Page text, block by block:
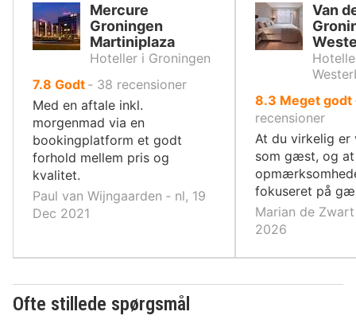
Mercure
Groningen
Martiniplaza
Hoteller i Groningen
7.8 ud
af
10,
Godt ‐ 38 recensioner
Med en aftale inkl.
morgenmad via en
bookingplatform et godt
forhold mellem pris og
kvalitet.
Paul van Wijngaarden ‐ nl, 19
Dec 2021
Van
8.3 ud
af
10,
Meget godt
recensioner
At du virkelig er
som gæst, og at
fokuseret på
Marian de
2026
Ofte stillede spørgsmål